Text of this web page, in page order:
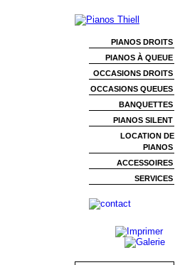
PIANOS DROITS
PIANOS À QUEUE
OCCASIONS DROITS
OCCASIONS QUEUES
BANQUETTES
PIANOS SILENT
LOCATION DE
PIANOS
ACCESSOIRES
SERVICES